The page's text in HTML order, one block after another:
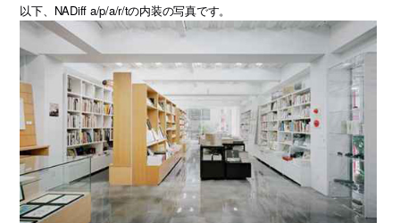
以下、NADiff a/p/a/r/tの内装の写真です。